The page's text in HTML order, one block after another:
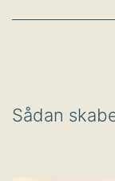
Sådan